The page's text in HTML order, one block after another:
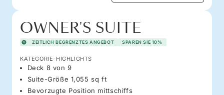
OWNER'S SUITE
ZEITLICH BEGRENZTES ANGEBOT SPAREN SIE 10%
KATEGORIE-HIGHLIGHTS
Deck 8 von 9
Suite-Größe 1,055 sq ft
Bevorzugte Position mittschiffs